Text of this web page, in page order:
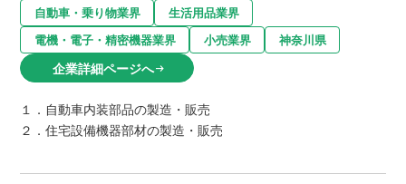
自動車・乗り物業界
生活用品業界
電機・電子・精密機器業界
小売業界 神奈川県
企業詳細ページへarrow_right_alt
１．自動車内装部品の製造・販売
２．住宅設備機器部材の製造・販売